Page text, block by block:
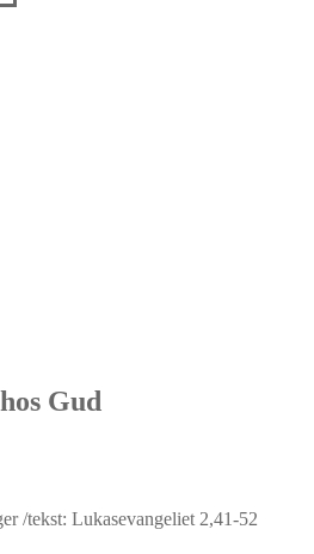
Gud
/tekst: Lukasevangeliet 2,41-52